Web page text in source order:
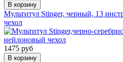
В корзину
Мультитул Stinger, черный, 13
чехол
1475 руб
В корзину